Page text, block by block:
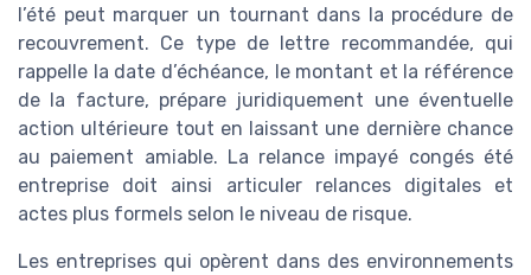
l’été peut marquer un tournant dans la procédure de
recouvrement. Ce type de lettre recommandée, qui
rappelle la date d’échéance, le montant et la référence
de la facture, prépare juridiquement une éventuelle
action ultérieure tout en laissant une dernière chance
au paiement amiable. La relance impayé congés été
entreprise doit ainsi articuler relances digitales et
actes plus formels selon le niveau de risque.
Les entreprises qui opèrent dans des environnements